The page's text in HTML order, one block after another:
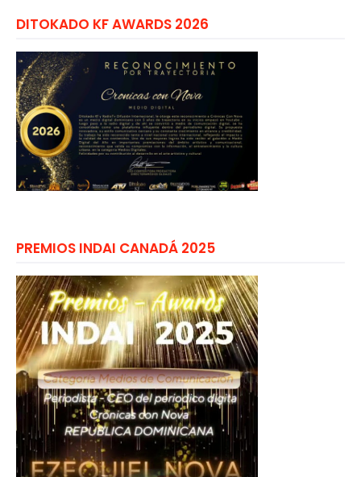
DITOKADO KF AWARDS 2026
PREMIOS INDAI CANADÁ 2025